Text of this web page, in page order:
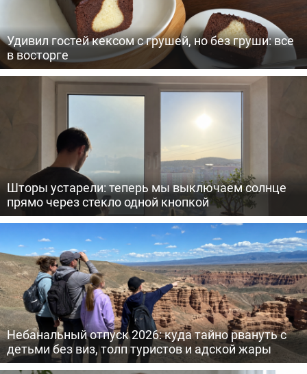
Удивил гостей кексом с грушей, но без груши: все
в восторге
Шторы устарели: теперь мы выключаем солнце
прямо через стекло одной кнопкой
Небанальный отпуск 2026: куда тайно рвануть с
детьми без виз, толп туристов и адской жары